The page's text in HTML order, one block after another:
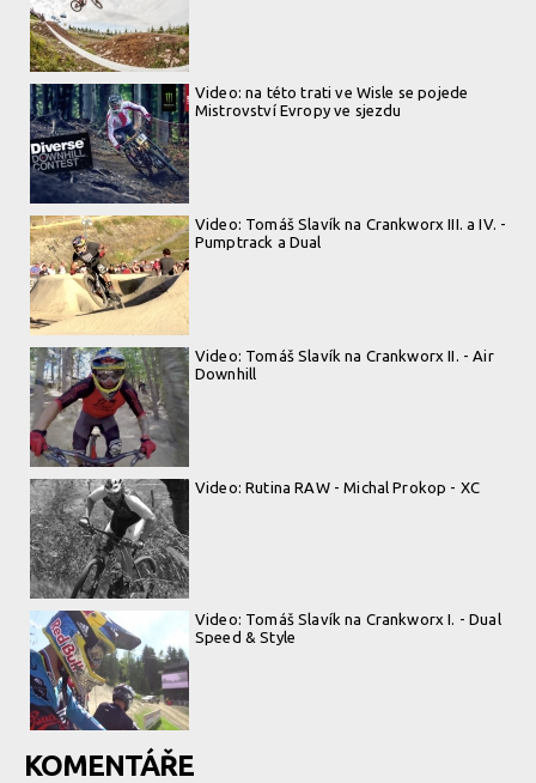
Video: na této trati ve Wisle se pojede
Mistrovství Evropy ve sjezdu
Video: Tomáš Slavík na Crankworx III. a IV. -
Pumptrack a Dual
Video: Tomáš Slavík na Crankworx II. - Air
Downhill
Video: Rutina RAW - Michal Prokop - XC
Video: Tomáš Slavík na Crankworx I. - Dual
Speed & Style
KOMENTÁŘE